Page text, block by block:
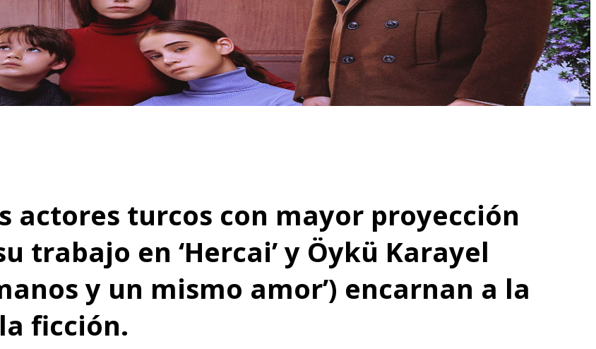
actores turcos con mayor proyección
trabajo en ‘Hercai’ y Öykü Karayel
y un mismo amor’) encarnan a la
ficción.